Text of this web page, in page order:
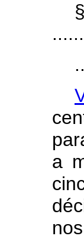
a